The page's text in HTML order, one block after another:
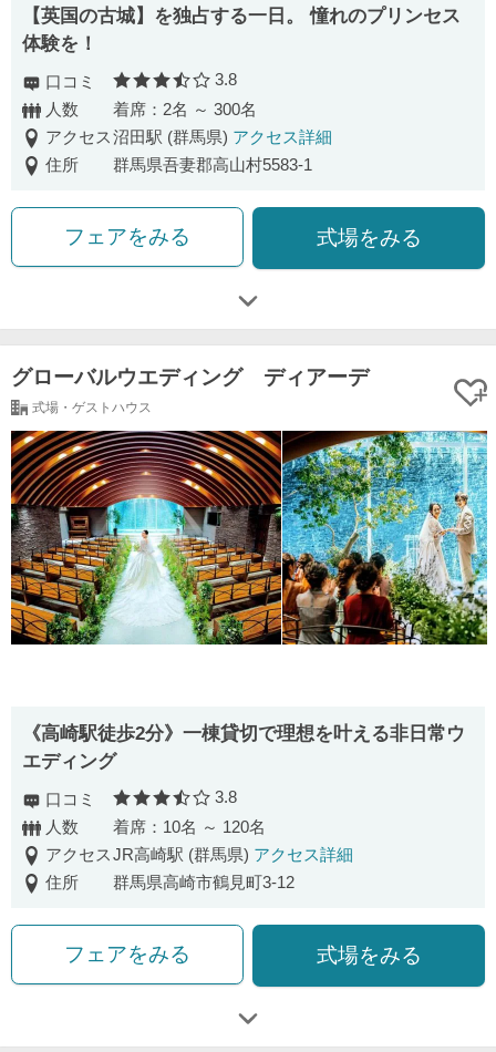
【英国の古城】を独占する一日。 憧れのプリンセス
体験を！
口コミ 口コミ評価
3.8
人数
着席：2名 ～ 300名
アクセス沼田駅 (群馬県) アクセス詳細
住所
群馬県吾妻郡高山村5583-1
フェアをみる 式場をみる
グローバルウエディング ディアーデ
式場・ゲストハウス
《高崎駅徒歩2分》一棟貸切で理想を叶える非日常ウ
エディング
口コミ 口コミ評価
3.8
人数
着席：10名 ～ 120名
アクセスJR高崎駅 (群馬県) アクセス詳細
住所
群馬県高崎市鶴見町3-12
フェアをみる 式場をみる